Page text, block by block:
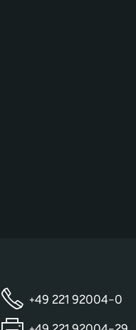
+49 221 92004-0